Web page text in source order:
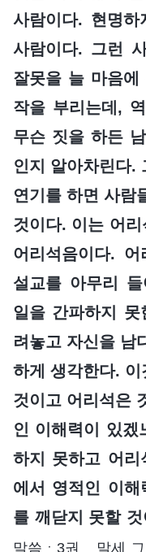
사람이다. 현명
사람이다. 그런
잘못을 늘 마음
작을 부리는데,
무슨 짓을 하든
인지 알아차린다.
연기를 하면 사람
것이다. 이는 어
어리석음이다.
설교를 아무리
일을 간파하지
려놓고 자신을 남
하게 생각한다.
것이고 어리석은
인 이해력이 있겠
하지 못하고 어
에서 영적인 이
를 깨닫지 못할
말씀ㆍ3권 말세 그